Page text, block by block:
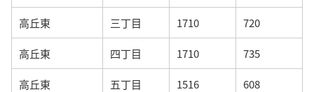
高丘東 三丁目 1710 720
高丘東 四丁目 1710 735
高丘東 五丁目 1516 608